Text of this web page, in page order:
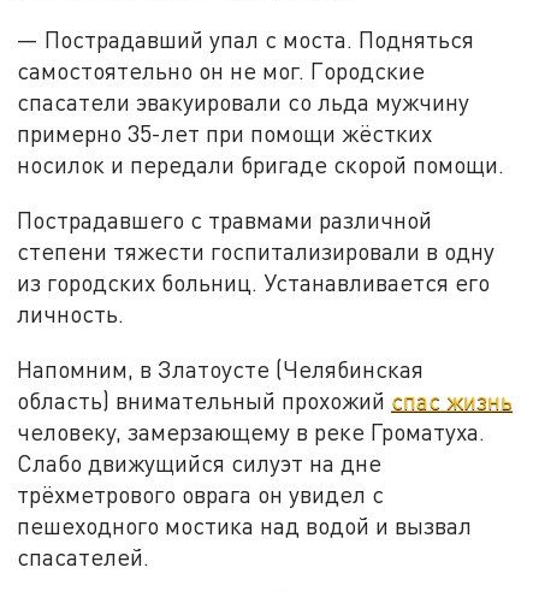
— Пострадавший упал с моста. Подняться
самостоятельно он не мог. Городские
спасатели эвакуировали со льда мужчину
примерно 35-лет при помощи жёстких
носилок и передали бригаде скорой помощи.
Пострадавшего с травмами различной
степени тяжести госпитализировали в одну
из городских больниц. Устанавливается его
личность.
Напомним, в Златоусте (Челябинская
область) внимательный прохожий спас жизнь
человеку, замерзающему в реке Громатуха.
Слабо движущийся силуэт на дне
трёхметрового оврага он увидел с
пешеходного мостика над водой и вызвал
спасателей.